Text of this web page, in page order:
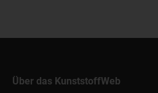
Über das KunststoffWeb